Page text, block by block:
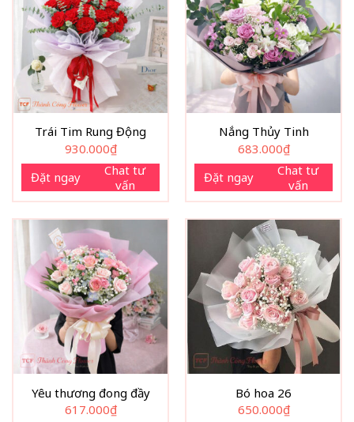
Trái Tim Rung Động
930.000₫
Đặt ngay
Chat tư
vấn
Nắng Thủy Tinh
683.000₫
Đặt ngay
Chat tư
vấn
Yêu thương đong đầy
617.000₫
Bó hoa 26
650.000₫